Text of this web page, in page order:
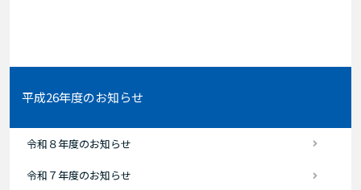
平成26年度のお知らせ
令和８年度のお知らせ
令和７年度のお知らせ